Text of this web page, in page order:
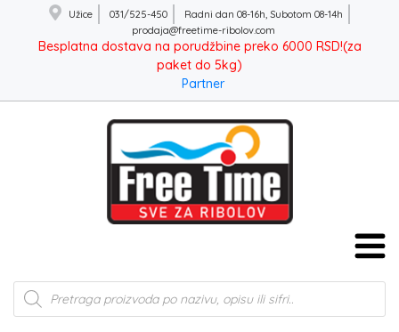
Užice 031/525-450
Radni dan 08-16h, Subotom 08-14h
prodaja@freetime-ribolov.com
Besplatna dostava na porudžbine preko 6000 RSD!(za
paket do 5kg)
Partner
Products
search